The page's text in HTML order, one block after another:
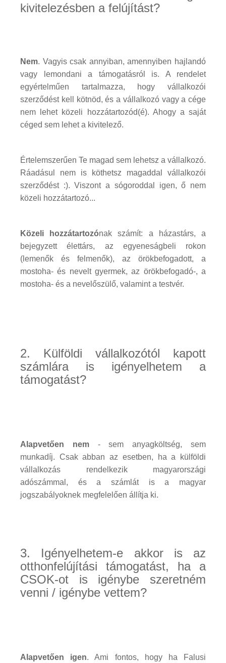
kivitelezésben a felújítást?
Nem. Vagyis csak annyiban, amennyiben hajlandó
vagy lemondani a támogatásról is. A rendelet
egyértelműen tartalmazza, hogy vállalkozói
szerződést kell kötnöd, és a vállalkozó vagy a cége
nem lehet közeli hozzátartozód(é). Ahogy a saját
céged sem lehet a kivitelező.
Értelemszerűen Te magad sem lehetsz a vállalkozó.
Ráadásul nem is köthetsz magaddal vállalkozói
szerződést :). Viszont a sógoroddal igen, ő nem
közeli hozzátartozó...
Közeli hozzátartozónak számít: a házastárs, a
bejegyzett élettárs, az egyeneságbeli rokon
(lemenők és felmenők), az örökbefogadott, a
mostoha- és nevelt gyermek, az örökbefogadó-, a
mostoha- és a nevelőszülő, valamint a testvér.
2. Külföldi vállalkozótól kapott
számlára is igényelhetem a
támogatást?
Alapvetően nem- sem anyagköltség, sem
munkadíj. Csak abban az esetben, ha a külföldi
vállalkozás rendelkezik magyarországi
adószámmal, és a számlát is a magyar
jogszabályoknek megfelelően állítja ki.
3. Igényelhetem-e akkor is az
otthonfelújítási támogatást, ha a
CSOK-ot is igénybe szeretném
venni / igénybe vettem?
Alapvetően igen. Ami fontos, hogy ha Falusi